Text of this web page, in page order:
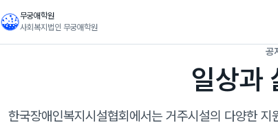
무궁애학원
사회복지법인 무궁애학원
공
일상과
한국장애인복지시설협회에서는 거주시설의 다양한